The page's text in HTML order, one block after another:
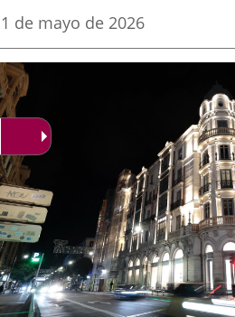
Fecha
la
noticia
1 de mayo de 2026